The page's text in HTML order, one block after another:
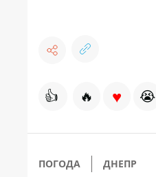
👍 🔥 ♥ 😭
ПОГОДА ДНЕПР